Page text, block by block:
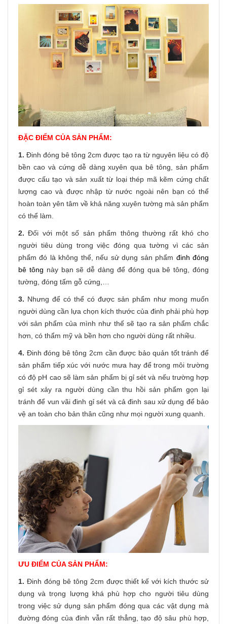
ĐẶC ĐIỂM CỦA SẢN PHẨM:
1. Đinh đóng bê tông 2cm được tạo ra từ nguyên liệu có độ
bền cao và cứng dễ dàng xuyên qua bê tông, sản phẩm
được cấu tạo và sản xuất từ loại thép mã kẽm cứng chất
lượng cao và được nhập từ nước ngoài nên bạn có thể
hoàn toàn yên tâm về khả năng xuyên tường mà sản phẩm
có thể làm.
2.Đối với một số sản phẩm thông thường rất khó cho
người tiêu dùng trong việc đóng qua tường vì các sản
phẩm đó là không thể, nếu sử dụng sản phẩm đinh đóng
bê tông này bạn sẽ dễ dàng để đóng qua bê tông, đóng
tường, đóng tấm gỗ cứng,…
3. Nhưng để có thể có được sản phẩm như mong muốn
người dùng cần lựa chọn kích thước của đinh phải phù hợp
với sản phẩm của mình như thế sẽ tạo ra sản phẩm chắc
hơn, có thẩm mỹ và bền hơn cho người dùng rất nhiều.
4. Đinh đóng bê tông 2cm cần được bảo quản tốt tránh để
sản phẩm tiếp xúc với nước mưa hay để trong môi trường
có độ pH cao sẽ làm sản phẩm bị gỉ sét và nếu trường hợp
gỉ sét xảy ra người dùng cần thu hồi sản phẩm gọn lại
tránh để vun vãi đinh gỉ sét và cả đinh sau xử dụng để bảo
vệ an toàn cho bản thân cũng như mọi người xung quanh.
ƯU ĐIỂM CỦA SẢN PHẨM:
1. Đinh đóng bê tông 2cm được thiết kế với kích thước sử
dụng và trọng lượng khá phù hợp cho người tiêu dùng
trong việc sử dụng sản phẩm đóng qua các vật dụng mà
đường đóng của đinh vẫn rất thẳng, tạo độ sâu phù hợp,